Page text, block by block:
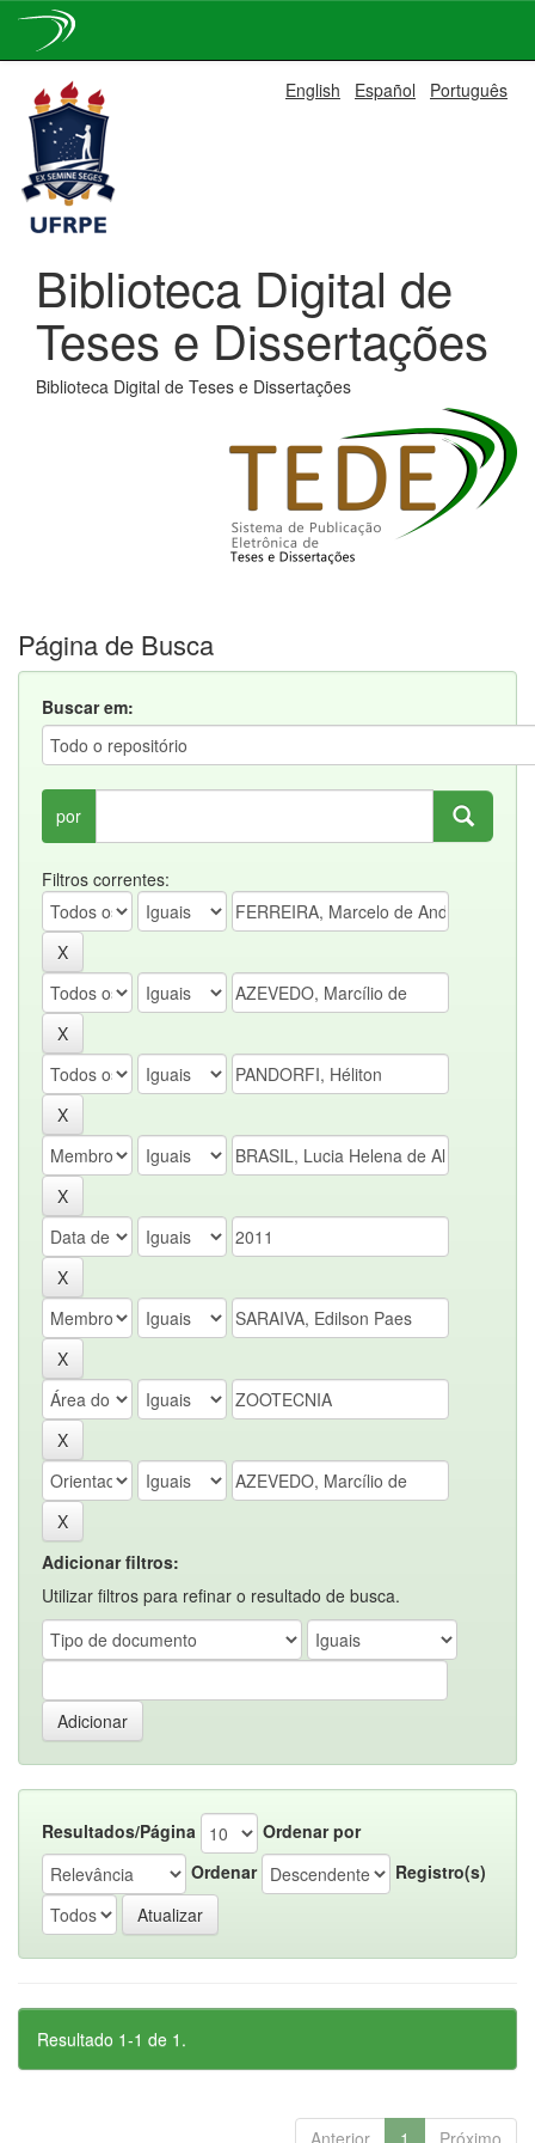
navigation
English Español Português
Biblioteca Digital de
Teses e Dissertações
Biblioteca Digital de Teses e Dissertações
Página de Busca
Buscar em:
por
Filtros correntes:
Adicionar filtros:
Utilizar filtros para refinar o resultado de busca.
Resultados/Página
Ordenar por
Ordenar
Registro(s)
Resultado 1-1 de 1.
Anterior 1 Próximo